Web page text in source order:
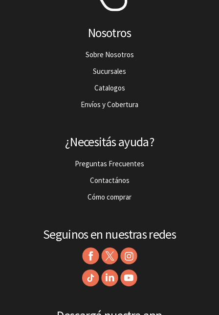
Nosotros
Sobre Nosotros
Sucursales
Catalogos
Envíos y Cobertura
¿Necesitás ayuda?
Preguntas Frecuentes
Contactános
Cómo comprar
Seguinos en nuestras redes